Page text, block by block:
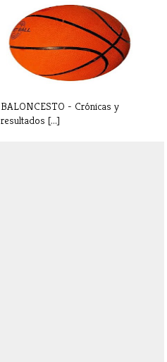
INFORMACIÓN
CORONAVIRUS -
PARAESCOL[...]
BALONCESTO - Crónicas y
resultados [...]